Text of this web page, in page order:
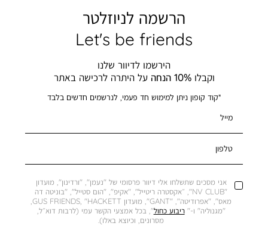
הרשמה לניוזלטר
Let's be friends
הירשמו לדיוור שלנו
וקבלו10% הנחה על היתרה לרכישה באתר
*קוד קופון ניתן למימוש חד פעמי, לנרשמים חדשים בלבד
מייל
טלפון
אני מסכים שתשלחו אלי דיוור פרסומי של "נעמן", "ורדינון", מועדון
"NV CLUB", ״אקסטרה ריטייל", "אקיפ", "הום סטייל", "בוניטה דה
מאס", "אפרודיטה", "GANT", מועדון GUS FRIENDS, "HACKETT,
"מגנוליה" ו-" ריבוע כחול", בכל אמצעי הקשר עמי (לרבות דוא״ל,
מסרונים, וכיוצא באלו).